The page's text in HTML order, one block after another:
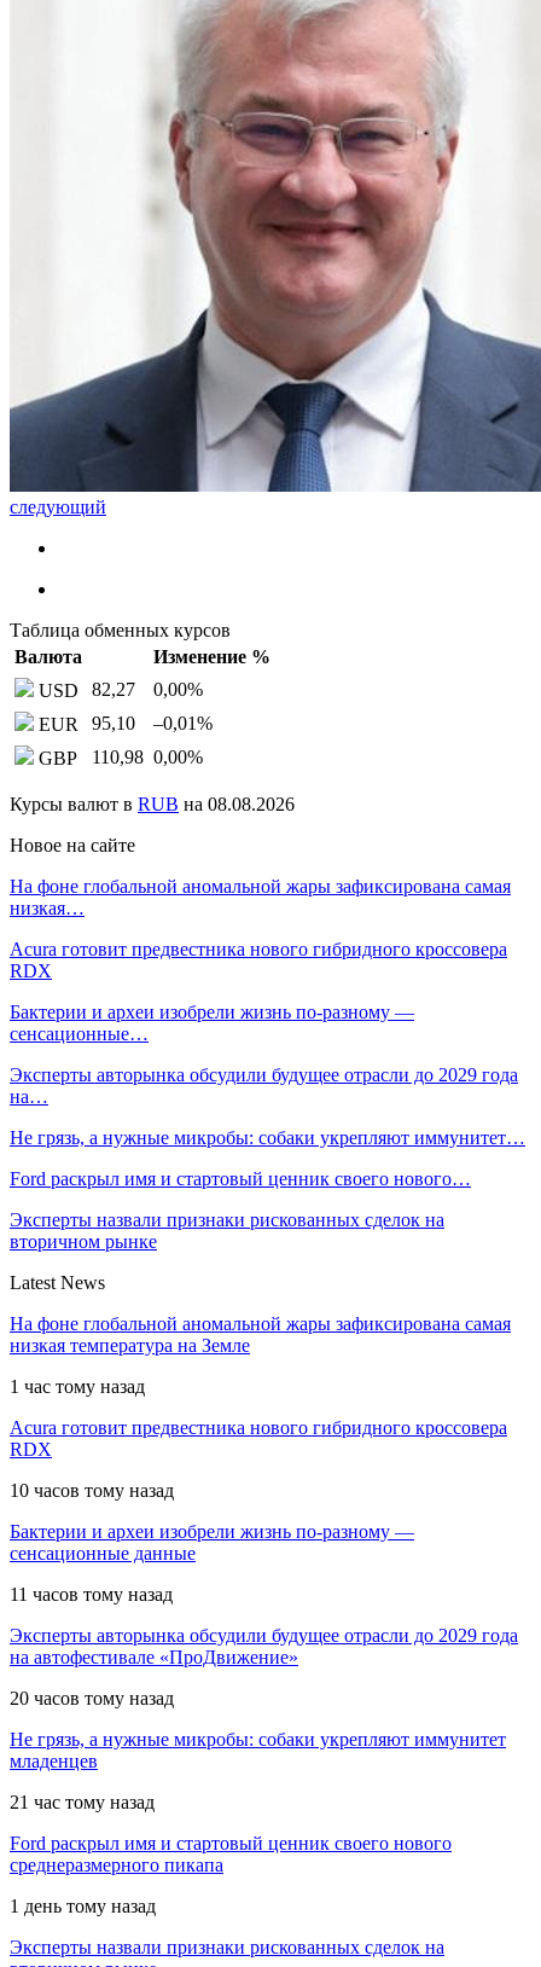
следующий
Таблица обменных курсов
Валюта
Изменение %
USD
82,27 0,00%
EUR
95,10 –0,01%
GBP
110,98 0,00%
Курсы валют в RUB на 08.08.2026
Новое на сайте
На фоне глобальной аномальной жары зафиксирована самая
низкая…
Acura готовит предвестника нового гибридного кроссовера
RDX
Бактерии и археи изобрели жизнь по-разному —
сенсационные…
Эксперты авторынка обсудили будущее отрасли до 2029 года
на…
Не грязь, а нужные микробы: собаки укрепляют иммунитет…
Ford раскрыл имя и стартовый ценник своего нового…
Эксперты назвали признаки рискованных сделок на
вторичном рынке
Latest News
На фоне глобальной аномальной жары зафиксирована самая
низкая температура на Земле
1 час тому назад
Acura готовит предвестника нового гибридного кроссовера
RDX
10 часов тому назад
Бактерии и археи изобрели жизнь по-разному —
сенсационные данные
11 часов тому назад
Эксперты авторынка обсудили будущее отрасли до 2029 года
на автофестивале «ПроДвижение»
20 часов тому назад
Не грязь, а нужные микробы: собаки укрепляют иммунитет
младенцев
21 час тому назад
Ford раскрыл имя и стартовый ценник своего нового
среднеразмерного пикапа
1 день тому назад
Эксперты назвали признаки рискованных сделок на